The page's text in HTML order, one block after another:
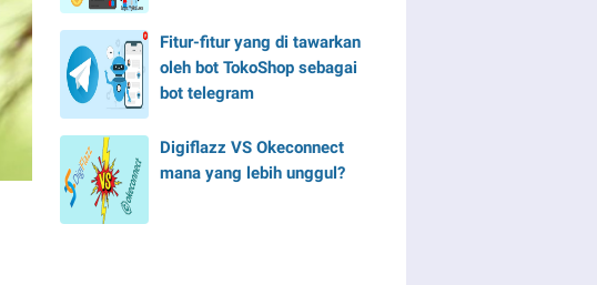
Fitur-fitur yang di tawarkan
oleh bot TokoShop sebagai
bot telegram
Digiflazz VS Okeconnect
mana yang lebih unggul?